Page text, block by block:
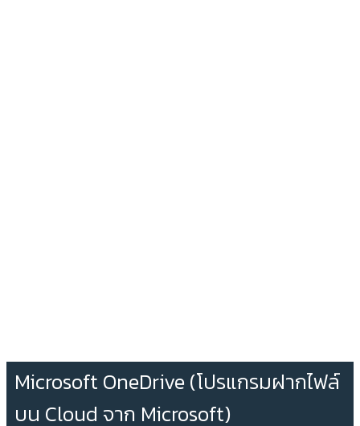
Microsoft OneDrive (โปรแกรมฝากไฟล์
บน Cloud จาก Microsoft)